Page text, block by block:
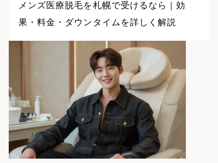
メンズ医療脱毛を札幌で受けるなら｜効
果・料金・ダウンタイムを詳しく解説